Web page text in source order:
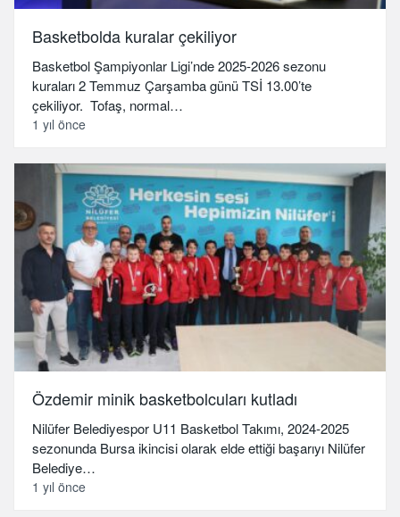
Basketbolda kuralar çekiliyor
Basketbol Şampiyonlar Ligi’nde 2025-2026 sezonu
kuraları 2 Temmuz Çarşamba günü TSİ 13.00’te
çekiliyor. Tofaş, normal…
1 yıl önce
Özdemir minik basketbolcuları kutladı
Nilüfer Belediyespor U11 Basketbol Takımı, 2024-2025
sezonunda Bursa ikincisi olarak elde ettiği başarıyı Nilüfer
Belediye…
1 yıl önce